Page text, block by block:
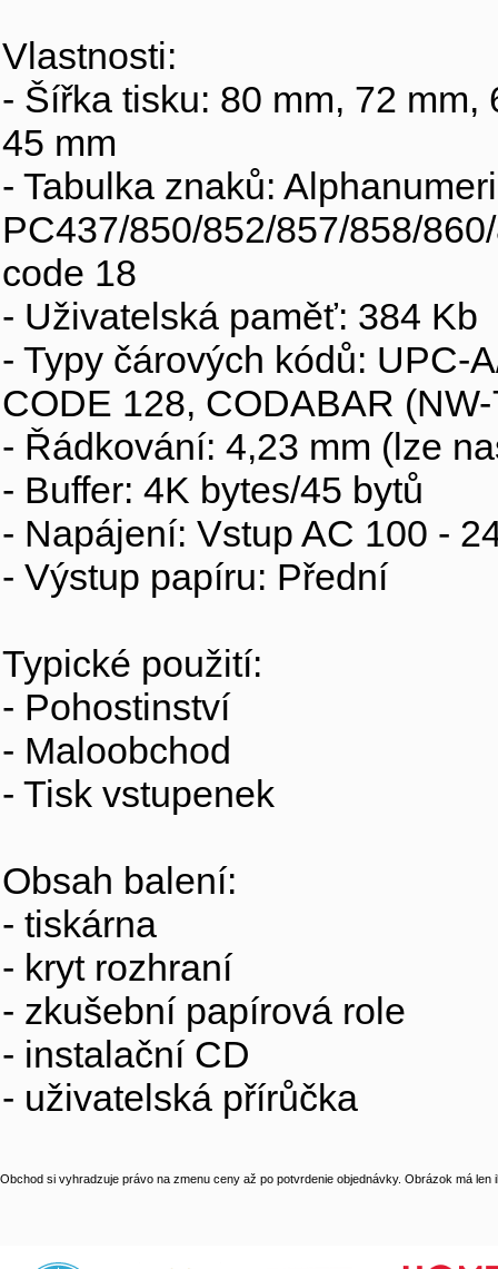
Vlastnosti:
- Šířka tisku: 80 mm, 72 mm,
45 mm
- Tabulka znaků:
PC437/850/852/857/858/
code 18
- Uživatelská paměť: 384 Kb
- Typy čárových kódů: UPC-
CODE 128, CODABAR
- Řádkování: 4,23 mm (lze
- Buffer: 4K bytes/45 bytů
- Napájení: Vstup AC 100 -
- Výstup papíru: Přední
Typické použití:
- Pohostinství
- Maloobchod
- Tisk vstupenek
Obsah balení:
- tiskárna
- kryt rozhraní
- zkušební papírová role
- instalační CD
- uživatelská přírůčka
Obchod si vyhradzuje právo na zmenu ceny až po potvrdenie objednávky. Obrázok má len